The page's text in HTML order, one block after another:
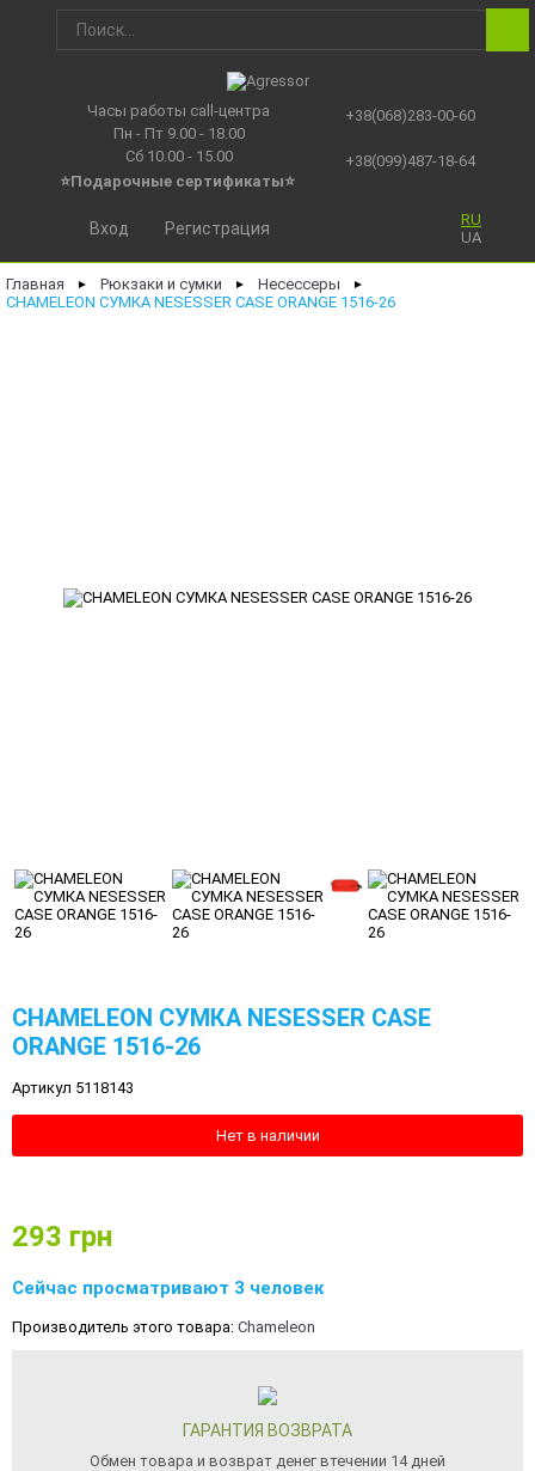
Часы работы call-центра
Пн - Пт 9.00 - 18.00
Сб 10.00 - 15.00
⭐Подарочные сертификаты⭐
+38(068)283-00-60
+38(099)487-18-64
RU
UA
Вход Регистрация
Главная ► Рюкзаки и сумки ► Несессеры ►
CHAMELEON СУМКА NESESSER CASE ORANGE 1516-26
CHAMELEON СУМКА NESESSER CASE
ORANGE 1516-26
Артикул 5118143
Нет в наличии
293 грн
Сейчас просматривают 3 человек
Производитель этого товара: Chameleon
ГАРАНТИЯ ВОЗВРАТА
Обмен товара и возврат денег втечении 14 дней